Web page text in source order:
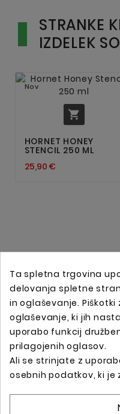
STRANKE
IZDELEK
Nov

HORNET HONEY
STENCIL 250 ML
25,90 €
Spletna trgovina s
Ta spletna trgovina
delovanja spletne
in oglaševanje.
oglaševanje, ki jih
uporabo funkcij
prilagojenih oglasov.
Ali se strinjate z
osebnih podatkov, ki je